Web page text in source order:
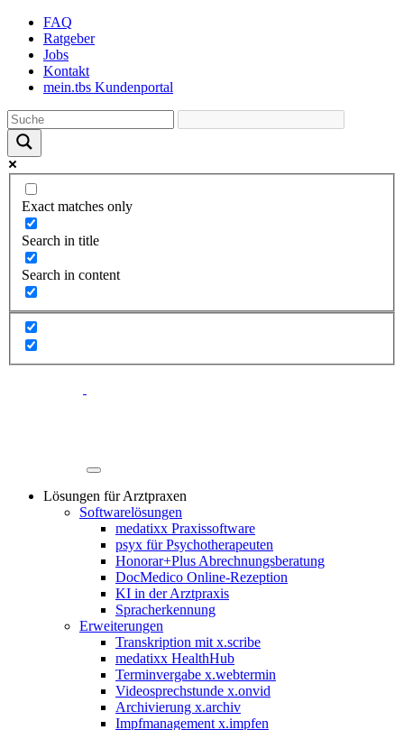
Skip
content
FAQ
Ratgeber
Jobs
Kontakt
mein.tbs Kundenportal
Exact matches only
Search in title
Search in content
Lösungen für Arztpraxen
Softwarelösungen
medatixx Praxissoftware
psyx für Psychotherapeuten
Honorar+Plus Abrechnungsberatung
DocMedico Online-Rezeption
KI in der Arztpraxis
Spracherkennung
Erweiterungen
Transkription mit x.scribe
medatixx HealthHub
Terminvergabe x.webtermin
Videosprechstunde x.onvid
Archivierung x.archiv
Impfmanagement x.impfen